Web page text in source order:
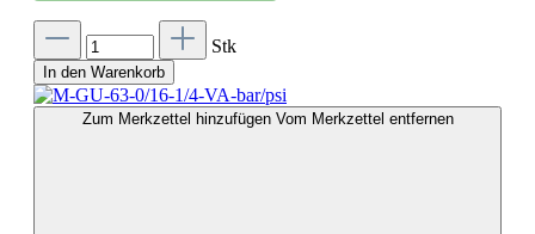
Stk
In den Warenkorb
Zum Merkzettel hinzufügen Vom Merkzettel entfernen